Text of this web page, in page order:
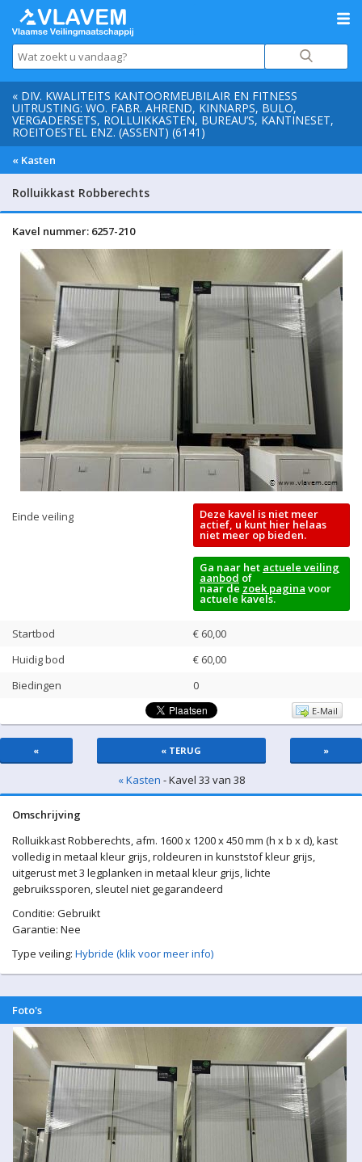
« DIV. KWALITEITS KANTOORMEUBILAIR EN FITNESS
UITRUSTING: WO. FABR. AHREND, KINNARPS, BULO,
VERGADERSETS, ROLLUIKKASTEN, BUREAU’S, KANTINESET,
ROEITOESTEL ENZ. (ASSENT) (6141)
« Kasten
Rolluikkast Robberechts
Kavel nummer: 6257-210
Einde veiling Deze kavel is niet meer
actief, u kunt hier helaas
niet meer op bieden.
Ga naar het actuele veiling
aanbod of
naar de zoek pagina voor
actuele kavels.
Startbod
€ 60,00
Huidig bod
€ 60,00
Biedingen
0
E-Mail
« « TERUG »
« Kasten - Kavel 33 van 38
Omschrijving
Rolluikkast Robberechts, afm. 1600 x 1200 x 450 mm (h x b x d), kast
volledig in metaal kleur grijs, roldeuren in kunststof kleur grijs,
uitgerust met 3 legplanken in metaal kleur grijs, lichte
gebruikssporen, sleutel niet gegarandeerd
Conditie: Gebruikt
Garantie: Nee
Type veiling: Hybride (klik voor meer info)
Foto's